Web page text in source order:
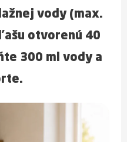
vody (max.
otvorenú 40
300 ml vodya